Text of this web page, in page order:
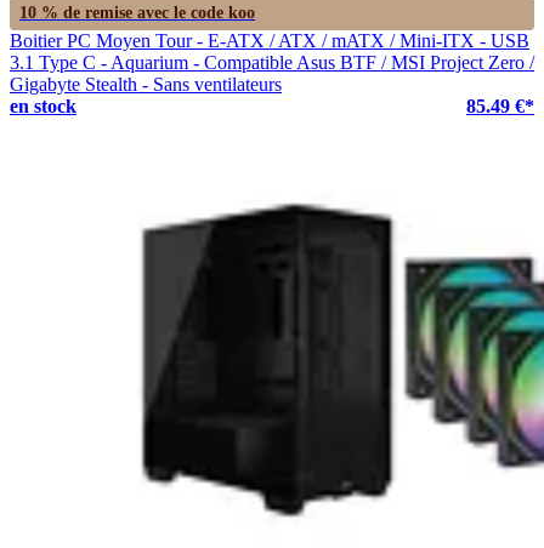
10 % de remise avec le code koo
Boitier PC Moyen Tour - E-ATX / ATX / mATX / Mini-ITX - USB
3.1 Type C - Aquarium - Compatible Asus BTF / MSI Project Zero /
Gigabyte Stealth - Sans ventilateurs
en stock
85.49 €*